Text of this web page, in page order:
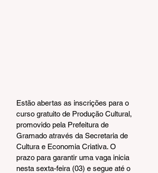
Estão abertas as inscrições para o
curso gratuito de Produção Cultural,
promovido pela Prefeitura de
Gramado através da Secretaria de
Cultura e Economia Criativa. O
prazo para garantir uma vaga inicia
nesta sexta-feira (03) e segue até o